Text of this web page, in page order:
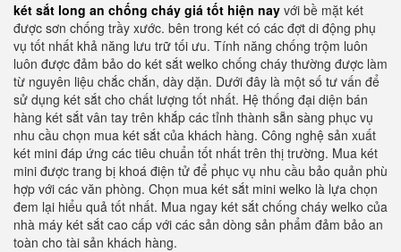
két sắt long an chống cháy giá tốt hiện nay với bề mặt két
được sơn chống trầy xước. bên trong két có các đợt di động phụ
vụ tốt nhất khả năng lưu trữ tối ưu. Tính năng chống trộm luôn
luôn được đảm bảo do két sắt welko chống cháy thường được làm
từ nguyên liệu chắc chắn, dày dặn. Dưới đây là một số tư vấn để
sử dụng két sắt cho chất lượng tốt nhất. Hệ thống đại diện bán
hàng két sắt vân tay trên khắp các tỉnh thành sẵn sàng phục vụ
nhu cầu chọn mua két sắt của khách hàng. Công nghệ sản xuất
két mini đáp ứng các tiêu chuẩn tốt nhất trên thị trường. Mua két
mini được trang bị khoá điện tử để phục vụ nhu cầu bảo quản phù
hợp với các văn phòng. Chọn mua két sắt mini welko là lựa chọn
đem lại hiểu quả tốt nhất. Mua ngay két sắt chống cháy welko của
nhà máy két sắt cao cấp với các sản dòng sản phẩm đảm bảo an
toàn cho tài sản khách hàng.